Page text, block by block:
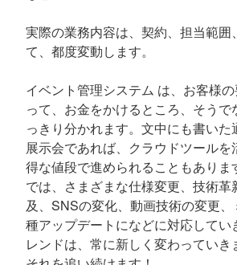
実際の業務内容は、契約、担当範囲
て、都度変動します。
イベント管理システム は、お客様
って、お金をかけるところ、そうで
っきり分かれます。文中にも書いた
展示会であれば、クラウドツールを
得な値段で進められることもありま
では、さまざまな仕様変更、技術
及、SNSの変化、動画技術の変更
種アップデートになどに対応してい
レンドは、常に新しく変わっていき